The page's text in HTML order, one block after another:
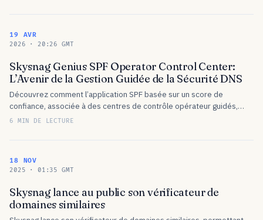
19 AVR
2026 · 20:26 GMT
Skysnag Genius SPF Operator Control Center:
L’Avenir de la Gestion Guidée de la Sécurité DNS
Découvrez comment l’application SPF basée sur un score de
confiance, associée à des centres de contrôle opérateur guidés,
révolutionne la gestion de la sécurité DNS et la protection des
6 MIN DE LECTURE
18 NOV
2025 · 01:35 GMT
Skysnag lance au public son vérificateur de
domaines similaires